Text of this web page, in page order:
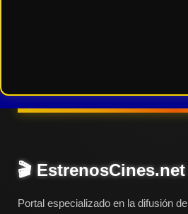
🎬 EstrenosCines.net
Portal especializado en la difusión de